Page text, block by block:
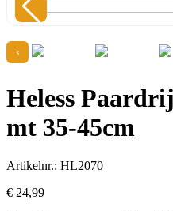
‹
Heless
mt 35-45cm
Artikelnr.: HL2070
€ 24,99